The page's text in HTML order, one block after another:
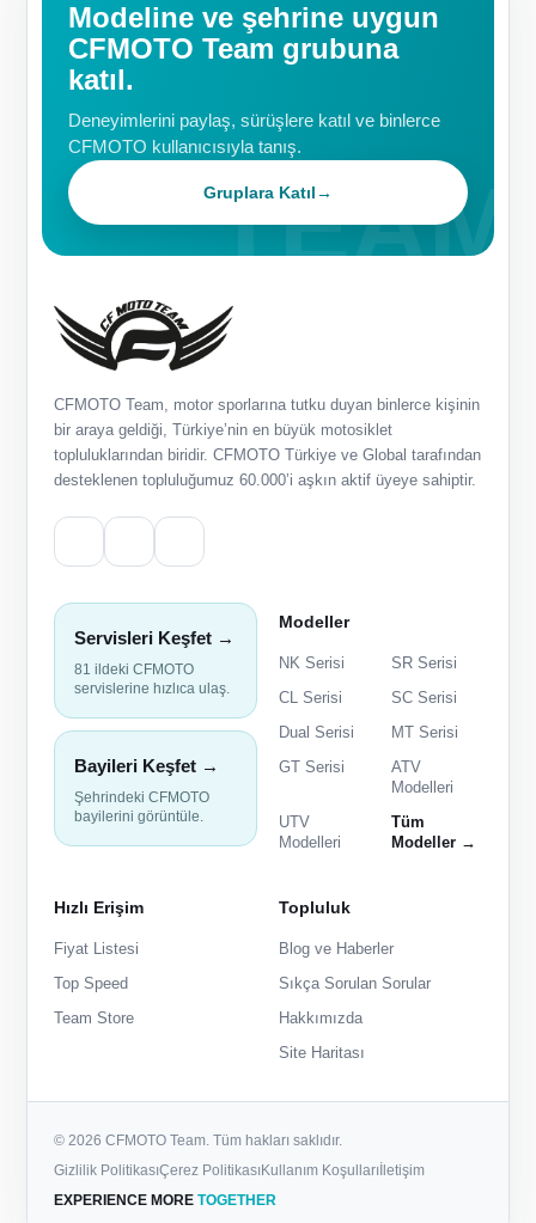
Modeline ve şehrine uygun
CFMOTO Team grubuna
katıl.
Deneyimlerini paylaş, sürüşlere katıl ve binlerce
CFMOTO kullanıcısıyla tanış.
Gruplara Katıl→
CFMOTO Team, motor sporlarına tutku duyan binlerce kişinin
bir araya geldiği, Türkiye’nin en büyük motosiklet
topluluklarından biridir. CFMOTO Türkiye ve Global tarafından
desteklenen topluluğumuz 60.000’i aşkın aktif üyeye sahiptir.
Servisleri Keşfet →
81 ildeki CFMOTO
servislerine hızlıca ulaş.
Bayileri Keşfet →
Şehrindeki CFMOTO
bayilerini görüntüle.
Modeller
NK Serisi
SR Serisi
CL Serisi
SC Serisi
Dual Serisi
MT Serisi
GT Serisi
ATV
Modelleri
UTV
Modelleri
Tüm
Modeller →
Hızlı Erişim
Fiyat Listesi
Top Speed
Team Store
Topluluk
Blog ve Haberler
Sıkça Sorulan Sorular
Hakkımızda
Site Haritası
© 2026 CFMOTO Team. Tüm hakları saklıdır.
Gizlilik PolitikasıÇerez PolitikasıKullanım Koşulları İletişim
EXPERIENCE MORE TOGETHER